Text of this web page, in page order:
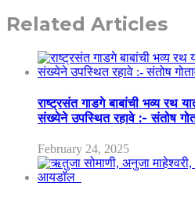
Related Articles
राष्ट्रसंत गाडगे बाबांची भव्य रथ
संख्येने उपस्थित रहावे :- संतोष
February 24, 2025